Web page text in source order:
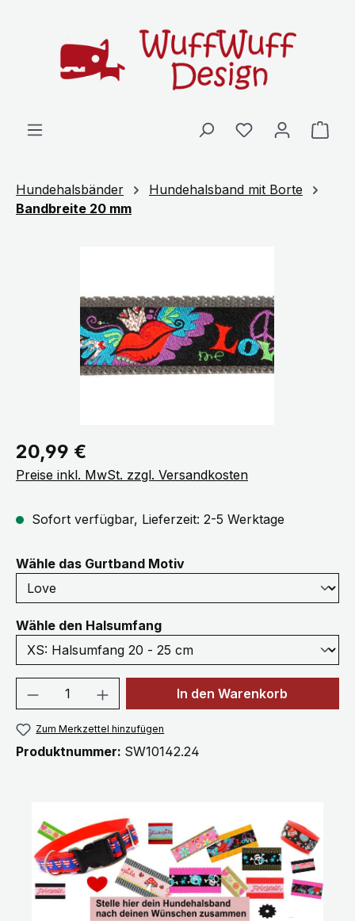
Hundehalsbänder
Hundehalsband mit Borte
Bandbreite 20 mm
Regulärer Preis:
20,99 €
Preise inkl. MwSt. zzgl. Versandkosten
Sofort verfügbar, Lieferzeit: 2-5 Werktage
Wähle das Gurtband Motivauswählen
Wähle den Halsumfangauswählen
Produkt Anzahl: Gib denIn den Warenkorb
Zum Merkzettel hinzufügen
Produktnummer: SW10142.24